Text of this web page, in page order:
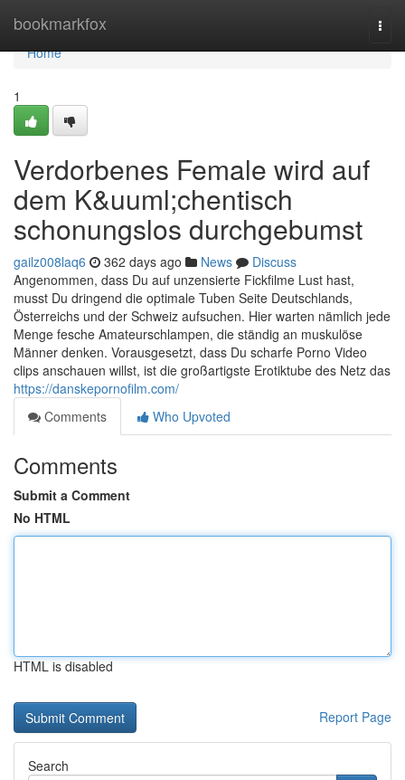
bookmarkfox
Home
Home
1
Verdorbenes Female wird auf
dem K&uuml;chentisch
schonungslos durchgebumst
gailz008laq6 362 days ago News
Discuss
Angenommen, dass Du auf unzensierte Fickfilme Lust hast,
musst Du dringend die optimale Tuben Seite Deutschlands,
Österreichs und der Schweiz aufsuchen. Hier warten nämlich jede
Menge fesche Amateurschlampen, die ständig an muskulöse
Männer denken. Vorausgesetzt, dass Du scharfe Porno Video
clips anschauen willst, ist die großartigste Erotiktube des Netz das
https://danskepornofilm.com/
Comments
Who Upvoted
Comments
Submit a Comment
No HTML
HTML is disabled
Report Page
Search